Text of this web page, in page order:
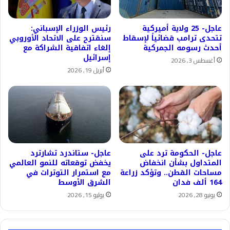
عاجل- 25 ولاية أميركية
تتحدى ترامب قضائياً لإسقاط
أحدث رسومه الجمركية
أغسطس 3, 2026
رئيس الوزراء الإسباني:
سنقترح على الاتحاد الأوروبي
إلغاء اتفاقية الشراكة مع
إسرائيل
أبريل 19, 2026
عاجل- الحكومة ترد على
المتداول بشأن انخفاض
مساحات القطن.. وتؤكد زراعة
164 ألف فدان
يونيو 28, 2026
عاجل- ستاندرد تشارترد
يخفض توقعاته للنمو العالمي
مع استمرار التوترات في
الشرق الأوسط
يوليو 15, 2026